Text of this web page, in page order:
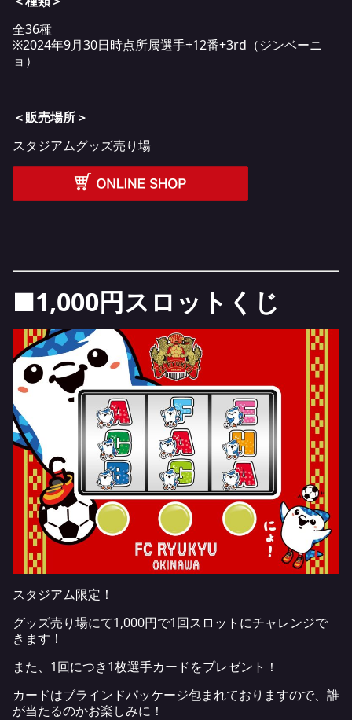
全36種
※2024年9月30日時点所属選手+12番+3rd（ジンベーニ
ョ）
＜販売場所＞
スタジアムグッズ売り場
■1,000円スロットくじ
スタジアム限定！
グッズ売り場にて1,000円で1回スロットにチャレンジで
きます！
また、1回につき1枚選手カードをプレゼント！
カードはブラインドパッケージ包まれておりますので、誰
が当たるのかお楽しみに！